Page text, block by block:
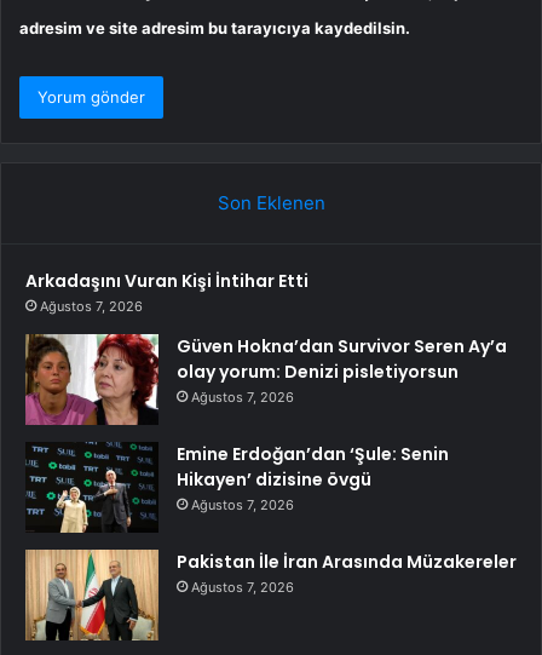
adresim ve site adresim bu tarayıcıya kaydedilsin.
Son Eklenen
Arkadaşını Vuran Kişi İntihar Etti
Ağustos 7, 2026
Güven Hokna’dan Survivor Seren Ay’a
olay yorum: Denizi pisletiyorsun
Ağustos 7, 2026
Emine Erdoğan’dan ‘Şule: Senin
Hikayen’ dizisine övgü
Ağustos 7, 2026
Pakistan İle İran Arasında Müzakereler
Ağustos 7, 2026